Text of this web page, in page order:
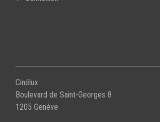
Cinélux
Boulevard de Saint-Georges 8
1205 Genéve